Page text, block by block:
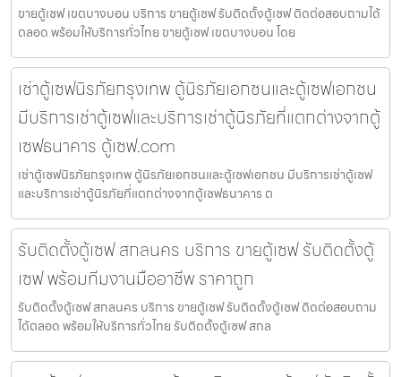
ขายตู้เซฟ เขตบางบอน บริการ ขายตู้เซฟ รับติดตั้งตู้เซฟ ติดต่อสอบถามได้
ตลอด พร้อมให้บริการทั่วไทย ขายตู้เซฟ เขตบางบอน โดย
เช่าตู้เซฟนิรภัยกรุงเทพ ตู้นิรภัยเอกชนและตู้เซฟเอกชน
มีบริการเช่าตู้เซฟและบริการเช่าตู้นิรภัยที่แตกต่างจากตู้
เซฟธนาคาร ตู้เซฟ.com
เช่าตู้เซฟนิรภัยกรุงเทพ ตู้นิรภัยเอกชนและตู้เซฟเอกชน มีบริการเช่าตู้เซฟ
และบริการเช่าตู้นิรภัยที่แตกต่างจากตู้เซฟธนาคาร ต
รับติดตั้งตู้เซฟ สกลนคร บริการ ขายตู้เซฟ รับติดตั้งตู้
เซฟ พร้อมทีมงานมืออาชีพ ราคาถูก
รับติดตั้งตู้เซฟ สกลนคร บริการ ขายตู้เซฟ รับติดตั้งตู้เซฟ ติดต่อสอบถาม
ได้ตลอด พร้อมให้บริการทั่วไทย รับติดตั้งตู้เซฟ สกล